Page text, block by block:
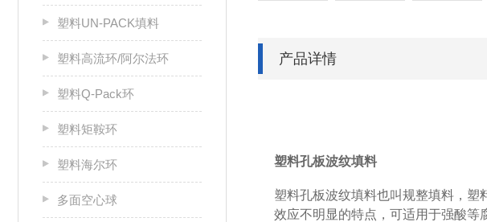
塑料UN-PACK填料
塑料高流环/阿尔法环
塑料Q-Pack环
塑料矩鞍环
塑料海尔环
多面空心球
产品详情
塑料孔板波纹填料
塑料孔板波纹填料也叫规整填料，
效应不明显的特点，可适用于强酸等